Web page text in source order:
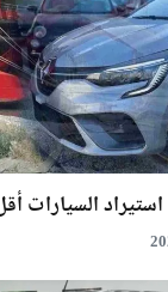
السيارات أقل من 3